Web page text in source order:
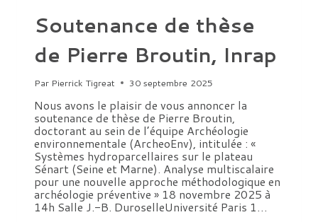
Soutenance de thèse
de Pierre Broutin, Inrap
Par Pierrick Tigreat 30 septembre 2025
Nous avons le plaisir de vous annoncer la
soutenance de thèse de Pierre Broutin,
doctorant au sein de l’équipe Archéologie
environnementale (ArcheoEnv), intitulée : «
Systèmes hydroparcellaires sur le plateau
Sénart (Seine et Marne). Analyse multiscalaire
pour une nouvelle approche méthodologique en
archéologie préventive » 18 novembre 2025 à
14h Salle J.-B. DuroselleUniversité Paris 1…